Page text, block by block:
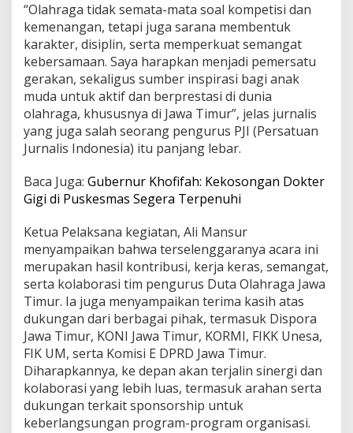
“Olahraga tidak semata-mata soal kompetisi dan
kemenangan, tetapi juga sarana membentuk
karakter, disiplin, serta memperkuat semangat
kebersamaan. Saya harapkan menjadi pemersatu
gerakan, sekaligus sumber inspirasi bagi anak
muda untuk aktif dan berprestasi di dunia
olahraga, khususnya di Jawa Timur”, jelas jurnalis
yang juga salah seorang pengurus PJI (Persatuan
Jurnalis Indonesia) itu panjang lebar.
Baca Juga: Gubernur Khofifah: Kekosongan Dokter
Gigi di Puskesmas Segera Terpenuhi
Ketua Pelaksana kegiatan, Ali Mansur
menyampaikan bahwa terselenggaranya acara ini
merupakan hasil kontribusi, kerja keras, semangat,
serta kolaborasi tim pengurus Duta Olahraga Jawa
Timur. Ia juga menyampaikan terima kasih atas
dukungan dari berbagai pihak, termasuk Dispora
Jawa Timur, KONI Jawa Timur, KORMI, FIKK Unesa,
FIK UM, serta Komisi E DPRD Jawa Timur.
Diharapkannya, ke depan akan terjalin sinergi dan
kolaborasi yang lebih luas, termasuk arahan serta
dukungan terkait sponsorship untuk
keberlangsungan program-program organisasi.